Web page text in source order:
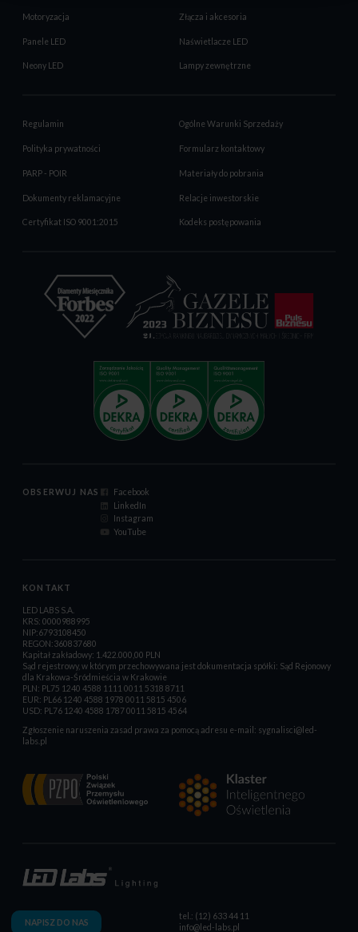
Motoryzacja Złącza i akcesoria
Panele LED Naświetlacze LED
Neony LED Lampy zewnętrzne
Regulamin Ogólne Warunki Sprzedaży
Polityka prywatności Formularz kontaktowy
PARP - POIR Materiały do pobrania
Dokumenty reklamacyjne Relacje inwestorskie
Certyfikat ISO 9001:2015 Kodeks postępowania
OBSERWUJ NAS
Facebook
LinkedIn
Instagram
YouTube
KONTAKT
LED LABS S.A.
KRS: 0000988995
NIP:6793108450
REGON:360837680
Kapitał zakładowy: 1.422.000,00 PLN
Sąd rejestrowy, w którym przechowywana jest dokumentacja spółki: Sąd Rejonowy
dla Krakowa-Śródmieścia w Krakowie
PLN: PL75 1240 4588 1111 0011 5318 8711
EUR: PL66 1240 4588 1978 0011 5815 4506
USD: PL76 1240 4588 1787 0011 5815 4564
Zgłoszenie naruszenia zasad prawa za pomocą adresu e-mail: sygnalisci@led-
labs.pl
NAPISZ DO NAS
tel.: (12) 633 44 11
info@led-labs.pl